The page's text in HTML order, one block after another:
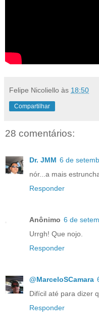
Felipe Nicoliello às 18:50
Compartilhar
28 comentários:
Dr. JMM 6 de
nór...a mais
Responder
Anônimo 6 de
Urrgh! Que nojo.
Responder
@MarceloSCamara
Difícil até para dizer
Responder